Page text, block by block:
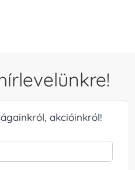
akcióinkról!